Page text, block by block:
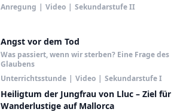
Anregung | Video | Sekundarstufe II
Angst vor dem Tod
Was passiert, wenn wir sterben? Eine Frage des
Glaubens
Unterrichtsstunde | Video | Sekundarstufe I
Heiligtum der Jungfrau von Lluc – Ziel für
Wanderlustige auf Mallorca